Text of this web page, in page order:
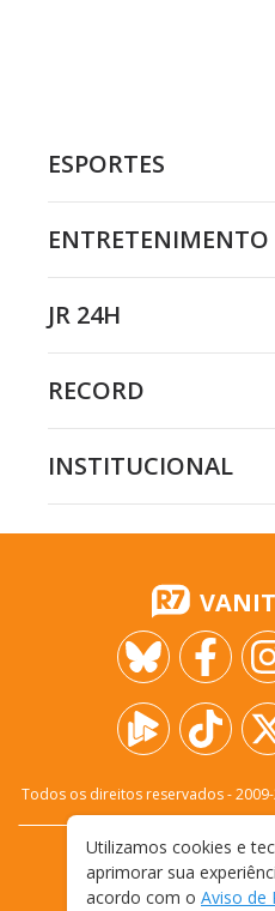
ESPORTES
ENTRETENIMENTO
JR 24H
RECORD
INSTITUCIONAL
Todos os direitos reservados - 2009-
FALE
TERMOS E
Utilizamos cookies e
aprimorar sua
acordo com o Aviso de